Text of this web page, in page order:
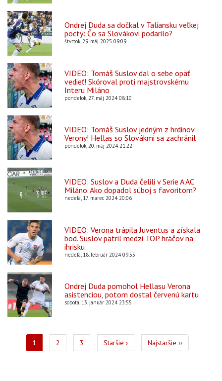
Ondrej Duda sa dočkal v Taliansku veľkej
pocty: Čo sa Slovákovi podarilo?
štvrtok, 29. máj 2025 09:09
VIDEO: Tomáš Suslov dal o sebe opäť
vedieť! Skóroval proti majstrovskému
Interu Miláno
pondelok, 27. máj 2024 08:10
VIDEO: Tomáš Suslov jedným z hrdinov
Verony! Hellas so Slovákmi sa zachránil
pondelok, 20. máj 2024 21:22
VIDEO: Suslov a Duda čelili v Serie A AC
Miláno. Ako dopadol súboj s favoritom?
nedeľa, 17. marec 2024 20:06
VIDEO: Verona trápila Juventus a získala
bod. Suslov patril medzi TOP hráčov na
ihrisku
nedeľa, 18. február 2024 09:55
Ondrej Duda pomohol Hellasu Verona
asistenciou, potom dostal červenú kartu
sobota, 13. január 2024 23:55
Pagination
Aktuálna
stránka
1 Page
2 Page
3
Ďalšia
strana
Staršie ›
Posledná
strana
Najstaršie ››